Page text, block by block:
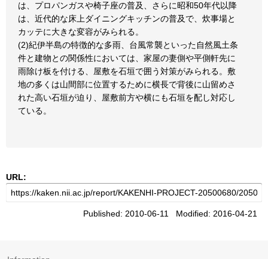
は、プロパンガスや椅子座の普及、さらに昭和50年代以降
は、近代的な床上ダイニングキッチンの普及で、炊事場と
カッテに大きな変容がみられる。
(2)紀伊半島の特徴的な多雨、台風常襲といった自然風土条
件と建物との関係性においては、家屋の妻側や平側軒先に
雨除け板を付ける、屋敷を石垣で囲う対策がみられる。敷
地の多くは山間部に位置するために横長で背後に山留めさ
れた高い石垣が迫り、屋敷前方や横にも石垣を配し対応し
ている。
URL:
Published: 2010-06-11 Modified: 2016-04-21